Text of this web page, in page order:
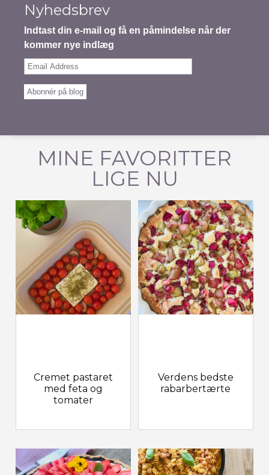
Nyhedsbrev
Indtast din e-mail og få en påmindelse når der
kommer nye indlæg
Email
Abonnér på blog
MINE FAVORITTER
LIGE NU
Cremet pastaret
med feta og
tomater
Verdens bedste
rabarbertærte